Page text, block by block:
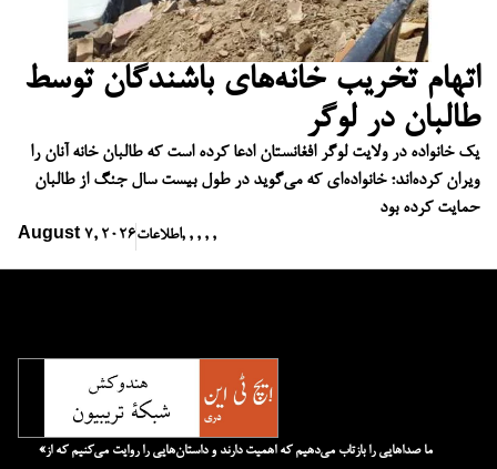
اتهام تخریب خانه‌های باشندگان توسط
طالبان در لوگر
یک خانواده در ولایت لوگر افغانستان ادعا کرده است که طالبان خانه آنان را
ویران کرده‌اند؛ خانواده‌ای که می‌گوید در طول بیست سال جنگ از طالبان
حمایت کرده بود
August 7, 2026اطلاعات, , , , ,
«ما صداهایی را بازتاب می‌دهیم که اهمیت دارند و داستان‌هایی را روایت می‌کنیم که از